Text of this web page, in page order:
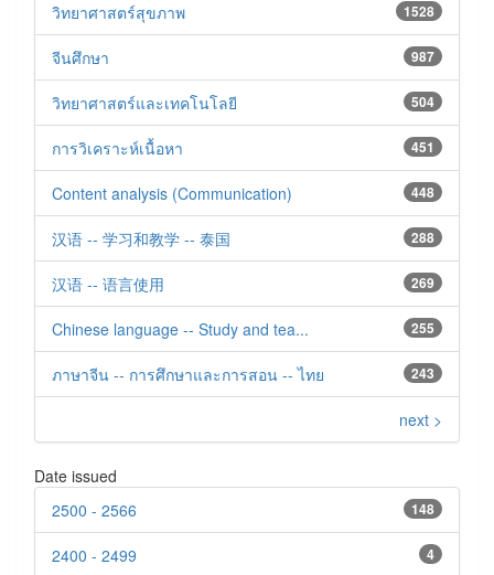
1528
วิทยาศาสตร์สุขภาพ
987
จีนศึกษา
504
วิทยาศาสตร์และเทคโนโลยี
451
การวิเคราะห์เนื้อหา
448
Content analysis (Communication)
288
汉语 -- 学习和教学 -- 泰国
269
汉语 -- 语言使用
255
Chinese language -- Study and tea...
243
ภาษาจีน -- การศึกษาและการสอน -- ไทย
next >
Date issued
148
2500 - 2566
4
2400 - 2499